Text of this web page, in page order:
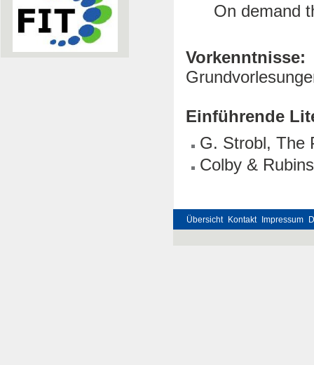
On demand
Vorkenntnisse:
Einführende
G. Strobl, The
Colby &
Übersicht Kontakt Impressum